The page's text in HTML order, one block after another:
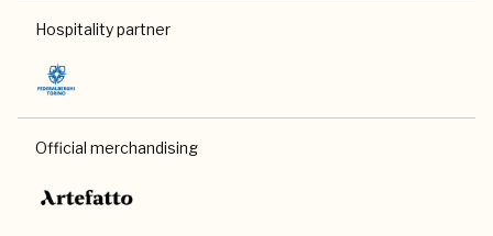
Hospitality partner
Official merchandising